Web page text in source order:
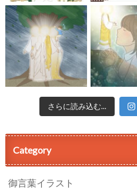
さらに読み込む...
Category
御言葉イラスト